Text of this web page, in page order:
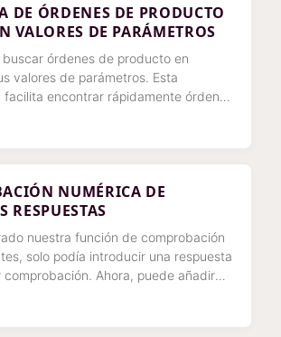
DE ÓRDENES DE PRODUCTO
VALORES DE PARÁMETROS
buscar órdenes de producto en
valores de parámetros. Esta
facilita encontrar rápidamente órdenes
NUMÉRICA DE
RESPUESTAS
nuestra función de comprobación
solo podía introducir una respuesta
comprobación. Ahora, puede añadir